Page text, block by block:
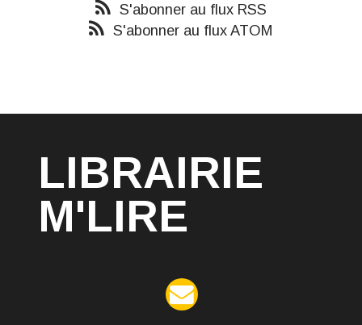
S'abonner au flux RSS
S'abonner au flux ATOM
LIBRAIRIE
M'LIRE